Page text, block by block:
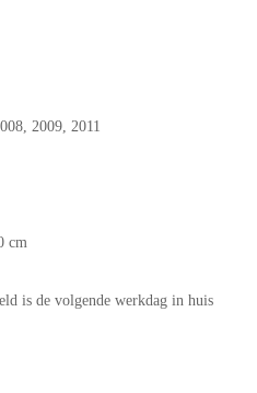
2009, 2011
cm
is de volgende werkdag in huis